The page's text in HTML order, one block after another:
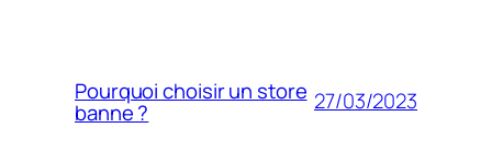
Pourquoi choisir un store
banne ? 27/03/2023